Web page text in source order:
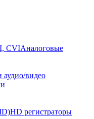
CVIАналоговые
аудио/видео
HD регистраторы